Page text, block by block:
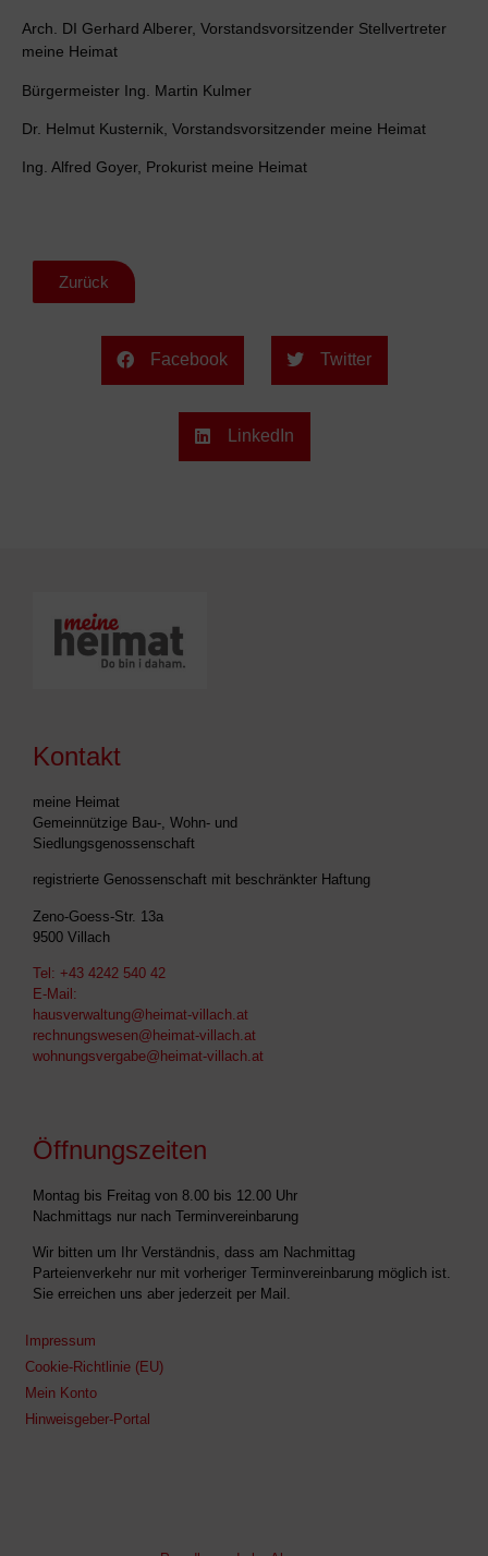
Arch. DI Gerhard Alberer, Vorstandsvorsitzender Stellvertreter
meine Heimat
Bürgermeister Ing. Martin Kulmer
Dr. Helmut Kusternik, Vorstandsvorsitzender meine Heimat
Ing. Alfred Goyer, Prokurist meine Heimat
Zurück
Facebook Twitter
LinkedIn
Kontakt
meine Heimat
Gemeinnützige Bau-, Wohn- und
Siedlungsgenossenschaft
registrierte Genossenschaft mit beschränkter Haftung
Zeno-Goess-Str. 13a
9500 Villach
Tel: +43 4242 540 42
E-Mail:
hausverwaltung@heimat-villach.at
rechnungswesen@heimat-villach.at
wohnungsvergabe@heimat-villach.at
Öffnungszeiten
Montag bis Freitag von 8.00 bis 12.00 Uhr
Nachmittags nur nach Terminvereinbarung
Wir bitten um Ihr Verständnis, dass am Nachmittag
Parteienverkehr nur mit vorheriger Terminvereinbarung möglich ist.
Sie erreichen uns aber jederzeit per Mail.
Impressum
Cookie-Richtlinie (EU)
Mein Konto
Hinweisgeber-Portal